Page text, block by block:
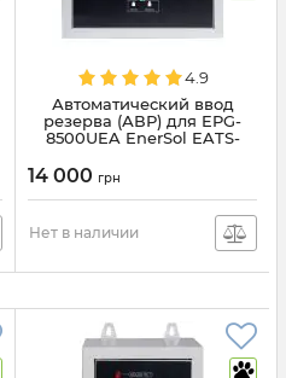
4.9
Автоматический ввод
резерва (АВР) для EPG-
8500UEA EnerSol EATS-
14 000 грн
Нет в наличии